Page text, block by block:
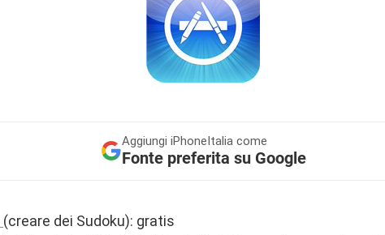
Aggiungi iPhoneItalia come
Fonte preferita su Google
(creare dei Sudoku): gratis